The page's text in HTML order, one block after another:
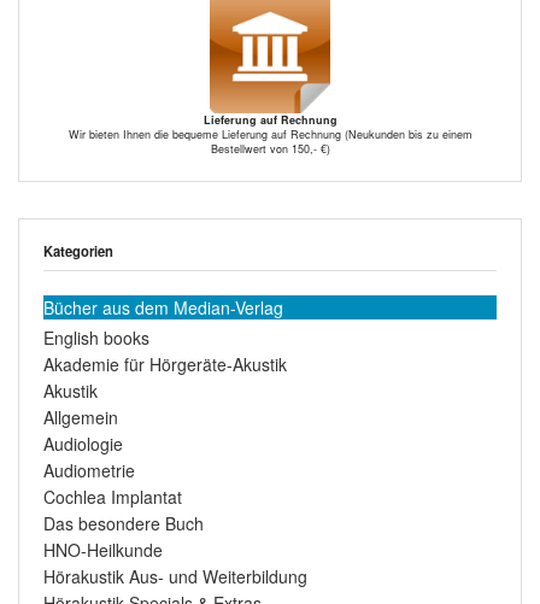
Lieferung auf Rechnung
Wir bieten Ihnen die bequeme Lieferung auf Rechnung (Neukunden bis zu einem
Bestellwert von 150,- €)
Kategorien
Bücher aus dem Median-Verlag
English books
Akademie für Hörgeräte-Akustik
Akustik
Allgemein
Audiologie
Audiometrie
Cochlea Implantat
Das besondere Buch
HNO-Heilkunde
Hörakustik Aus- und Weiterbildung